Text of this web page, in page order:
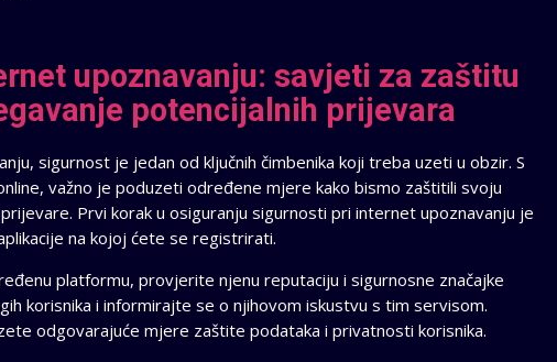
upoznavanju: savjeti za zaštitu
potencijalnih prijevara
sigurnost je jedan od ključnih čimbenika koji treba uzeti u obzir. S
važno je poduzeti određene mjere kako bismo zaštitili svoju
Prvi korak u osiguranju sigurnosti pri internet upoznavanju je
na kojoj ćete se registrirati.
platformu, provjerite njenu reputaciju i sigurnosne značajke
korisnika i informirajte se o njihovom iskustvu s tim servisom.
odgovarajuće mjere zaštite podataka i privatnosti korisnika.